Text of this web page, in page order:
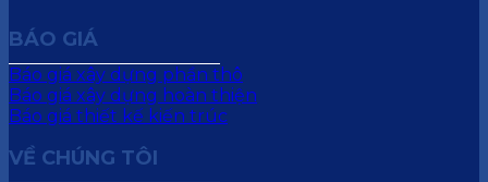
BÁO GIÁ
Báo giá xây dựng phần thô
Báo giá xây dựng hoàn thiện
Báo giá thiết kế kiến trúc
VỀ CHÚNG TÔI